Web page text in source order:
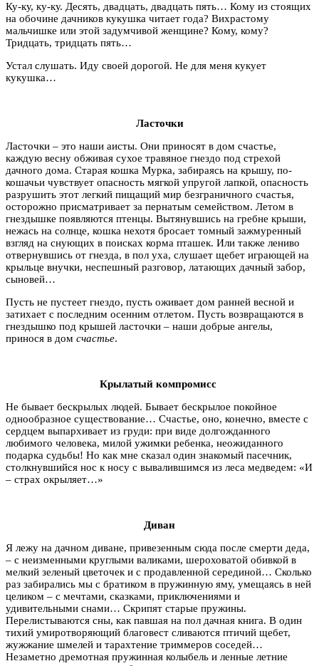
Ку-ку, ку-ку. Десять, двадцать, двадцать пять… Кому из стоящих
на обочине дачников кукушка читает года? Вихрастому
мальчишке или этой задумчивой женщине? Кому, кому?
Тридцать, тридцать пять…
Устал слушать. Иду своей дорогой. Не для меня кукует
кукушка…
Ласточки
Ласточки – это наши аисты. Они приносят в дом счастье,
каждую весну обживая сухое травяное гнездо под стрехой
дачного дома. Старая кошка Мурка, забираясь на крышу, по-
кошачьи чувствует опасность мягкой упругой лапкой, опасность
разрушить этот легкий пищащий мир безграничного счастья,
осторожно присматривает за пернатым семейством. Летом в
гнездышке появляются птенцы. Вытянувшись на гребне крыши,
нежась на солнце, кошка нехотя бросает томный зажмуренный
взгляд на снующих в поисках корма пташек. Или также лениво
отвернувшись от гнезда, в пол уха, слушает щебет играющей на
крыльце внучки, неспешный разговор, латающих дачный забор,
сыновей…
Пусть не пустеет гнездо, пусть оживает дом ранней весной и
затихает с последним осенним отлетом. Пусть возвращаются в
гнездышко под крышей ласточки – наши добрые ангелы,
принося в дом счастье.
Крылатый компромисс
Не бывает бескрылых людей. Бывает бескрылое покойное
однообразное существование… Счастье, оно, конечно, вместе с
сердцем выпархивает из груди: при виде долгожданного
любимого человека, милой ужимки ребенка, неожиданного
подарка судьбы! Но как мне сказал один знакомый пасечник,
столкнувшийся нос к носу с вывалившимся из леса медведем: «И
– страх окрыляет…»
Диван
Я лежу на дачном диване, привезенным сюда после смерти деда,
– с неизменными круглыми валиками, шероховатой обивкой в
мелкий зеленый цветочек и c продавленной серединой… Сколько
раз забирались мы с братиком в пружинную яму, умещаясь в ней
целиком – с мечтами, сказками, приключениями и
удивительными снами… Скрипят старые пружины.
Перелистываются сны, как павшая на пол дачная книга. В один
тихий умиротворяющий благовест сливаются птичий щебет,
жужжание шмелей и тарахтение триммеров соседей…
Незаметно дремотная пружинная колыбель и ленные летние